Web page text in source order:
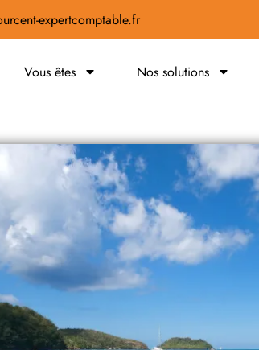
expertcomptable.fr
Vous êtes Nos solutions